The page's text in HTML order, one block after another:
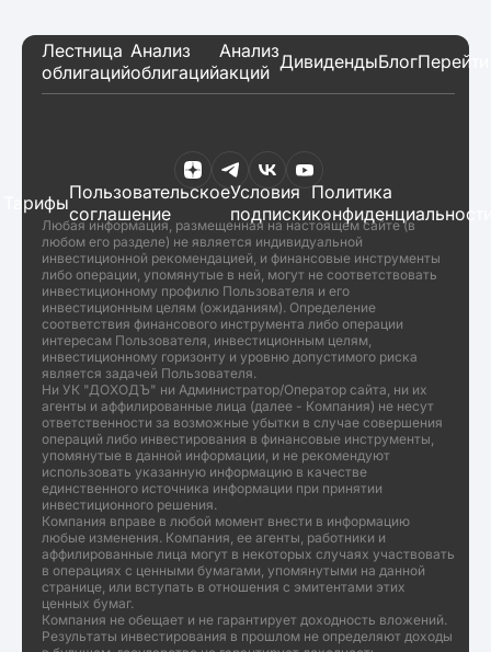
Лестница
облигаций
Анализ
облигаций
Анализ
акций ДивидендыБлог
ТарифыПользовательское
соглашение
Условия
подписки
Политика
Любая информация, размещенная на настоящем сайте (в
любом его разделе) не является индивидуальной
инвестиционной рекомендацией, и финансовые инструменты
либо операции, упомянутые в ней, могут не соответствовать
инвестиционному профилю Пользователя и его
инвестиционным целям (ожиданиям). Определение
соответствия финансового инструмента либо операции
интересам Пользователя, инвестиционным целям,
инвестиционному горизонту и уровню допустимого риска
является задачей Пользователя.
Ни УК "ДОХОДЪ" ни Администратор/Оператор сайта, ни их
агенты и аффилированные лица (далее - Компания) не несут
ответственности за возможные убытки в случае совершения
операций либо инвестирования в финансовые инструменты,
упомянутые в данной информации, и не рекомендуют
использовать указанную информацию в качестве
единственного источника информации при принятии
инвестиционного решения.
Компания вправе в любой момент внести в информацию
любые изменения. Компания, ее агенты, работники и
аффилированные лица могут в некоторых случаях участвовать
в операциях с ценными бумагами, упомянутыми на данной
странице, или вступать в отношения с эмитентами этих
ценных бумаг.
Компания не обещает и не гарантирует доходность вложений.
Результаты инвестирования в прошлом не определяют доходы